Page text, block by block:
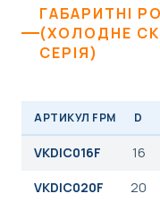
ГАБАРИТНІ
(ХОЛОДНЕ
СЕРІЯ)
АРТИКУЛ FPM D
VKDIC016F 16
VKDIC020F 20